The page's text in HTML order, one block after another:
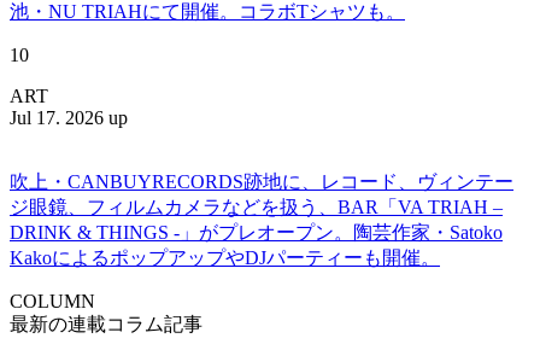
池・NU TRIAHにて開催。コラボTシャツも。
10
ART
Jul 17. 2026 up
吹上・CANBUYRECORDS跡地に、レコード、ヴィンテー
ジ眼鏡、フィルムカメラなどを扱う、BAR「VA TRIAH –
DRINK & THINGS -」がプレオープン。陶芸作家・Satoko
KakoによるポップアップやDJパーティーも開催。
COLUMN
最新の連載コラム記事